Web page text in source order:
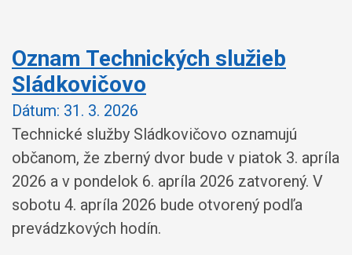
Oznam Technických služieb
Sládkovičovo
Dátum: 31. 3. 2026
Technické služby Sládkovičovo oznamujú
občanom, že zberný dvor bude v piatok 3. apríla
2026 a v pondelok 6. apríla 2026 zatvorený. V
sobotu 4. apríla 2026 bude otvorený podľa
prevádzkových hodín.